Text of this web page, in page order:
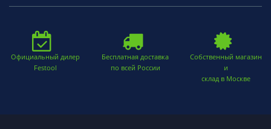
Официальный дилер
Festool
Бесплатная доставка
по всей России
Собственный магазин
и
склад в Москве